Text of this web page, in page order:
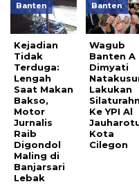
Banten
Kejadian
Tidak
Terduga:
Lengah
Saat Makan
Bakso,
Motor
Jurnalis
Raib
Digondol
Maling di
Banjarsari
Lebak
Banten
Wagub
Banten A
Dimyati
Lakukan
Ke YPI Al
Kota
Cilegon